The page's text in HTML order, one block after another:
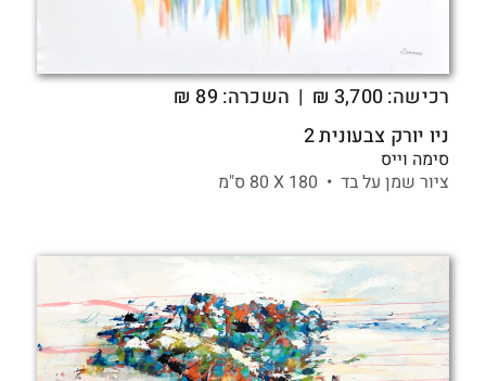
רכישה: ₪ 3,700
| השכרה: 89 ₪
ניו יורק צבעונית 2
סימה וייס
ציור שמן על בד • 180 X